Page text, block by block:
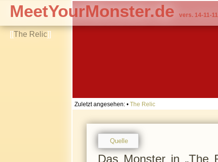
[[The Relic]]
MeetYourMonster.de vers. 14-11-11
Zuletzt angesehen: • The Relic
Quelle
Das Monster in „The